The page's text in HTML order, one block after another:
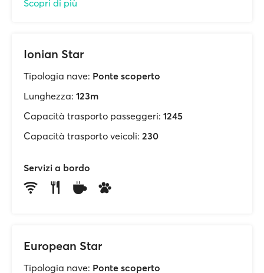
Scopri di più
Ionian Star
Tipologia nave: Ponte scoperto
Lunghezza: 123m
Capacità trasporto passeggeri: 1245
Capacità trasporto veicoli: 230
Servizi a bordo
European Star
Tipologia nave: Ponte scoperto